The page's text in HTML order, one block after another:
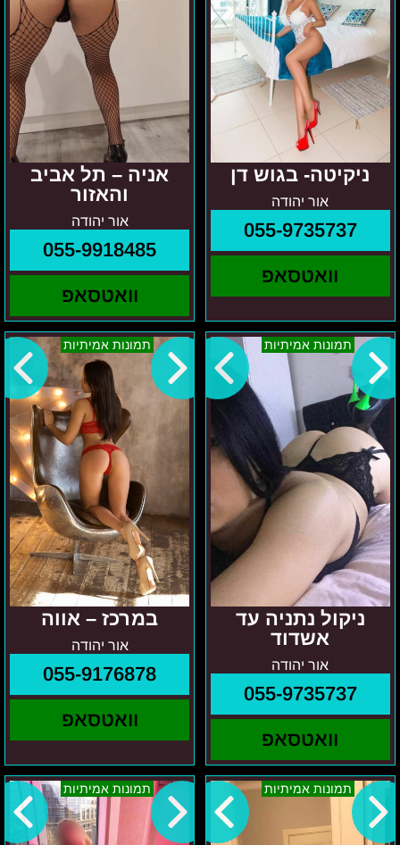
ניקיטה- בגוש דן
אור יהודה
055-9735737
וואטסאפ
אניה – תל אביב
והאזור
אור יהודה
055-9918485
וואטסאפ
תמונות אמיתיות
ניקול נתניה עד
אשדוד
אור יהודה
055-9735737
וואטסאפ
ניקול
נתניה
עד
אשדוד
תמונות אמיתיות
במרכז – אווה
אור יהודה
055-9176878
וואטסאפ
במרכז
–
אווה
תמונות אמיתיות
באזור
המרכז
תמונות אמיתיות
בתל
אביב
והמרכז
טטיאנה